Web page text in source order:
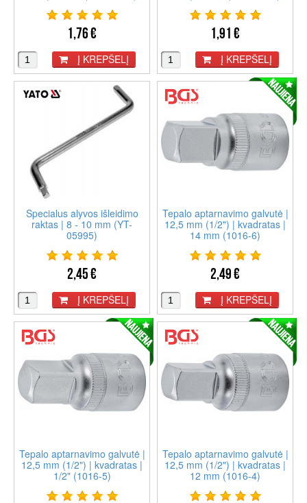
1,76 €
Į KREPŠELĮ
1,91 €
Į KREPŠELĮ
Specialus alyvos išleidimo
raktas | 8 - 10 mm (YT-
05995)
2,45 €
Į KREPŠELĮ
Tepalo aptarnavimo galvutė |
12,5 mm (1/2") | kvadratas |
14 mm (1016-6)
2,49 €
Į KREPŠELĮ
Tepalo aptarnavimo galvutė |
12,5 mm (1/2") | kvadratas |
1/2" (1016-5)
Tepalo aptarnavimo galvutė |
12,5 mm (1/2") | kvadratas |
12 mm (1016-4)